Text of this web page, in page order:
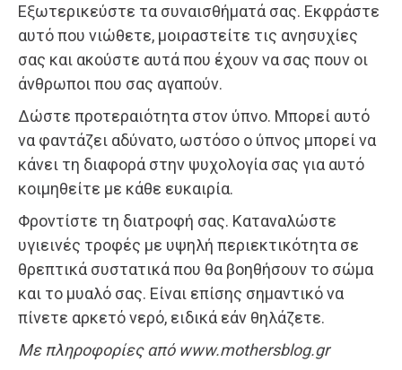
Εξωτερικεύστε τα συναισθήματά σας. Εκφράστε
αυτό που νιώθετε, μοιραστείτε τις ανησυχίες
σας και ακούστε αυτά που έχουν να σας πουν οι
άνθρωποι που σας αγαπούν.
Δώστε προτεραιότητα στον ύπνο. Μπορεί αυτό
να φαντάζει αδύνατο, ωστόσο ο ύπνος μπορεί να
κάνει τη διαφορά στην ψυχολογία σας για αυτό
κοιμηθείτε με κάθε ευκαιρία.
Φροντίστε τη διατροφή σας. Καταναλώστε
υγιεινές τροφές με υψηλή περιεκτικότητα σε
θρεπτικά συστατικά που θα βοηθήσουν το σώμα
και το μυαλό σας. Είναι επίσης σημαντικό να
πίνετε αρκετό νερό, ειδικά εάν θηλάζετε.
Με πληροφορίες από www.mothersblog.gr